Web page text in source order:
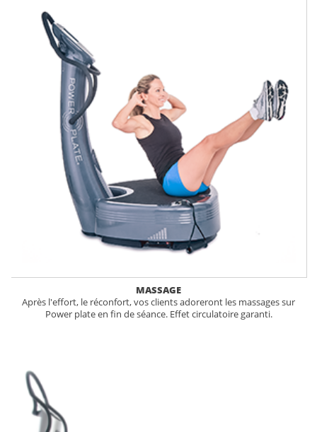
MASSAGE
Après l'effort, le réconfort, vos clients adoreront les massages sur
Power plate en fin de séance. Effet circulatoire garanti.